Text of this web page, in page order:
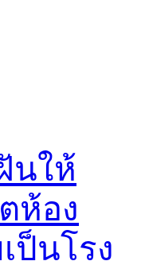
นให้
ห้อง
ป็นโรง